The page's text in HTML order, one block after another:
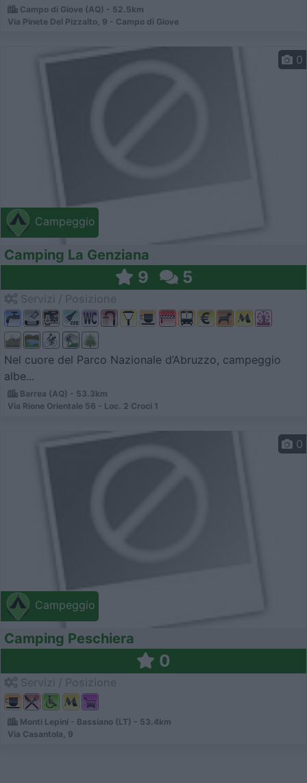
Campo di Giove (AQ) - 52.5km
Via Pinete Del Pizzalto, 9 - Campo di Giove
Campeggio
0
Camping La Genziana
9 5
Nel cuore del Parco Nazionale d’Abruzzo, campeggio
albe...
Barrea (AQ) - 53.3km
Via Rione Orientale 56 - Loc. 2 Croci 1
Campeggio
0
Camping Peschiera
0
Monti Lepini - Bassiano (LT) - 53.4km
Via Casantola, 9